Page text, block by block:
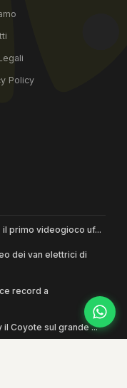
Policy
primo videogioco uf...
dei van elettrici di
record a
Coyote sul grande ...